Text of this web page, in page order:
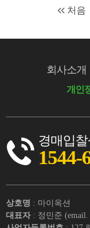
처음
회사소개
개인
경매입
1544-
상호명 : 마이옥션
대표자 : 정민준 (email.